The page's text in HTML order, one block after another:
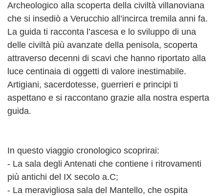
Archeologico alla scoperta della civiltà villanoviana
che si insediò a Verucchio all’incirca tremila anni fa.
La guida ti racconta l’ascesa e lo sviluppo di una
delle civiltà più avanzate della penisola, scoperta
attraverso decenni di scavi che hanno riportato alla
luce centinaia di oggetti di valore inestimabile.
Artigiani, sacerdotesse, guerrieri e principi ti
aspettano e si raccontano grazie alla nostra esperta
guida.
In questo viaggio cronologico scoprirai:
- La sala degli Antenati che contiene i ritrovamenti
più antichi del IX secolo a.C;
- La meravigliosa sala del Mantello, che ospita